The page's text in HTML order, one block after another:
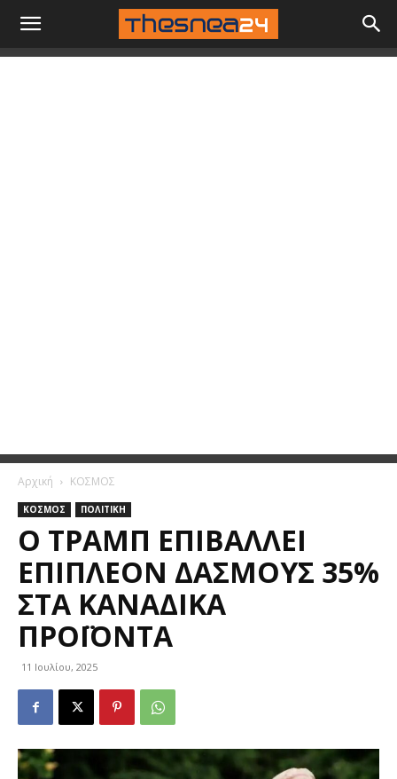
Αρχική ΚΟΣΜΟΣ
ΚΟΣΜΟΣ ΠΟΛΙΤΙΚΗ
Ο ΤΡΑΜΠ ΕΠΙΒΆΛΛΕΙ
ΕΠΙΠΛΈΟΝ ΔΑΣΜΟΎΣ 35%
ΣΤΑ ΚΑΝΑΔΙΚΆ
ΠΡΟΪΌΝΤΑ
11 Ιουλίου, 2025